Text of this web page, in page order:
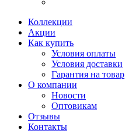
Коллекции
Акции
Как купить
Условия оплаты
Условия доставки
Гарантия на товар
О компании
Новости
Оптовикам
Отзывы
Контакты